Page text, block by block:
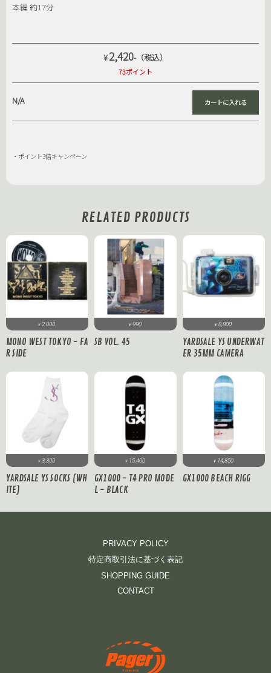
本編 約17分
¥2,420-（税込）
73ポイント
N/A
・ポイント3倍キャンペーン
RELATED PRODUCTS
¥ 2,000
MONO WEST TOKYO - FA
R SIDE
¥ 990
SB VOL. 45
¥ 8,800
YARDSALE YS UNDERWAT
ER 35MM CAMERA
¥ 3,300
YARDSALE YS SOCKS (WH
ITE)
¥ 15,400
GX1000 - T4 PRO MODE
L - BLACK
¥ 14,850
GX1000 BEACH RIGG
PRIVACY POLICY
特定商取引法に基づく表記
SHOPPING GUIDE
CONTACT